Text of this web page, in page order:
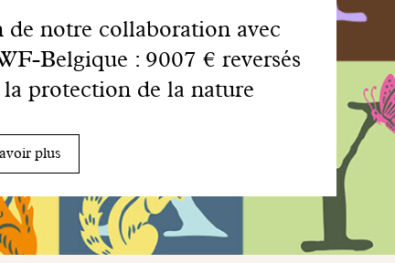
de notre collaboration avec
Belgique : 9007 € reversés
protection de la nature
plus